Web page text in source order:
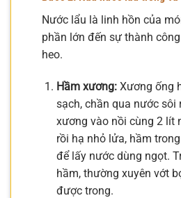
Nước lẩu là linh hồn của
phần lớn đến sự thành
heo.
Hầm xương:Xương ống
sạch, chần qua nước sôi
xương vào nồi cùng 2 lít
rồi hạ nhỏ lửa, hầm
để lấy nước dùng ngọt.
hầm, thường xuyên vớt
được trong.